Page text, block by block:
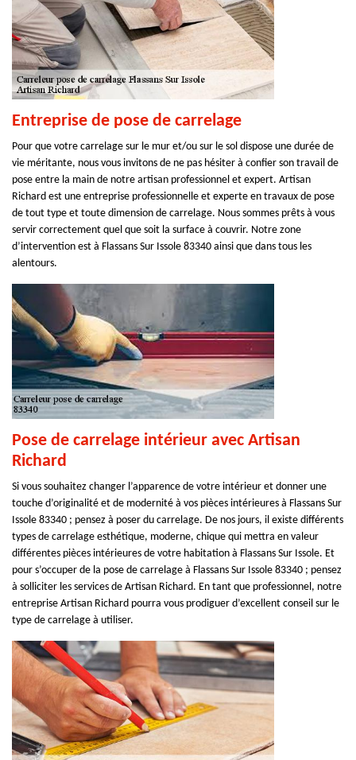
Entreprise de pose de carrelage
Pour que votre carrelage sur le mur et/ou sur le sol dispose une durée de
vie méritante, nous vous invitons de ne pas hésiter à confier son travail de
pose entre la main de notre artisan professionnel et expert. Artisan
Richard est une entreprise professionnelle et experte en travaux de pose
de tout type et toute dimension de carrelage. Nous sommes prêts à vous
servir correctement quel que soit la surface à couvrir. Notre zone
d’intervention est à Flassans Sur Issole 83340 ainsi que dans tous les
alentours.
Pose de carrelage intérieur avec Artisan
Richard
Si vous souhaitez changer l’apparence de votre intérieur et donner une
touche d’originalité et de modernité à vos pièces intérieures à Flassans Sur
Issole 83340 ; pensez à poser du carrelage. De nos jours, il existe différents
types de carrelage esthétique, moderne, chique qui mettra en valeur
différentes pièces intérieures de votre habitation à Flassans Sur Issole. Et
pour s’occuper de la pose de carrelage à Flassans Sur Issole 83340 ; pensez
à solliciter les services de Artisan Richard. En tant que professionnel, notre
entreprise Artisan Richard pourra vous prodiguer d’excellent conseil sur le
type de carrelage à utiliser.